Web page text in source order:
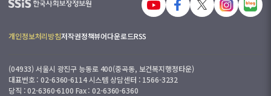
개인정보처리방침저작권정책뷰어다운로드RSS
(04933) 서울시 광진구 능동로 400(중곡동, 보건복지행정타운)
대표번호 : 02-6360-6114 시스템 상담센터 : 1566-3232
당직 : 02-6360-6100 Fax : 02-6360-6360